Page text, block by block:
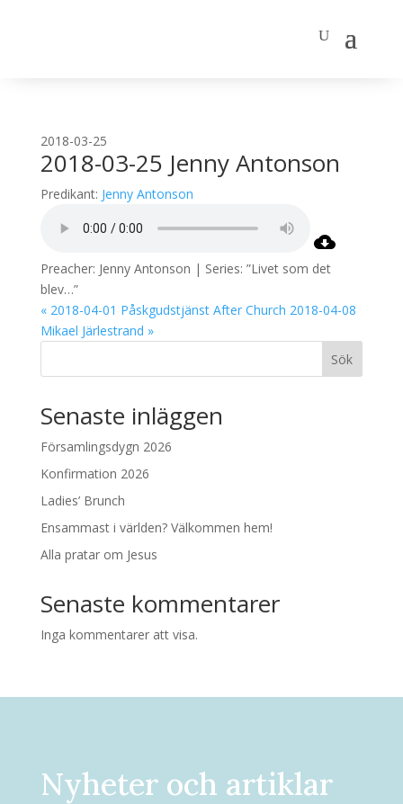
2018-03-25
2018-03-25 Jenny Antonson
Predikant: Jenny Antonson
Preacher: Jenny Antonson | Series: ”Livet som det
blev…”
« 2018-04-01 Påskgudstjänst After Church 2018-04-08
Mikael Järlestrand »
Sök
Senaste inläggen
Församlingsdygn 2026
Konfirmation 2026
Ladies’ Brunch
Ensammast i världen? Välkommen hem!
Alla pratar om Jesus
Senaste kommentarer
Inga kommentarer att visa.
Nyheter och artiklar